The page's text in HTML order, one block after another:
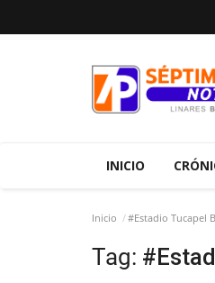
INICIO
Inicio #Estadio Tucapel
Tag: